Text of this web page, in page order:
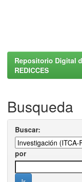
Repositorio Digital
REDICCES
Busqueda
Buscar:
por